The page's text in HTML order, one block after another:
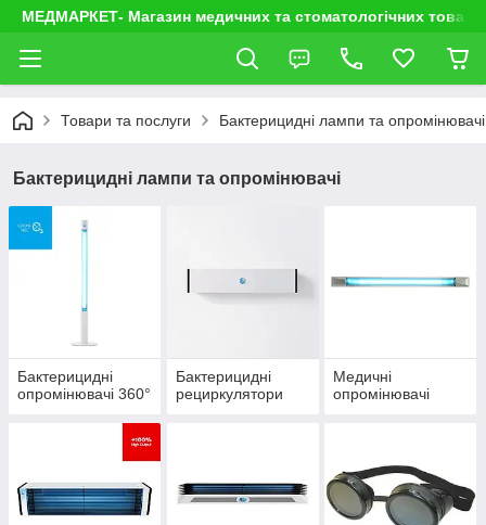
МЕДМАРКЕТ- Магазин медичних та стоматологічних
Товари та послуги Бактерицидні лампи та опромінювачі
Бактерицидні лампи та опромінювачі
Бактерицидні
опромінювачі 360°
Бактерицидні
рециркулятори
Медичні
опромінювачі